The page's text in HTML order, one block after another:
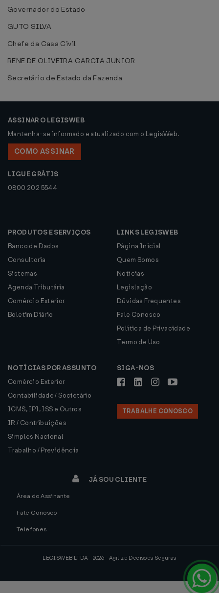
Governador do Estado
GUTO SILVA
Chefe da Casa Civil
RENE DE OLIVEIRA GARCIA JUNIOR
Secretário de Estado da Fazenda
ASSINAR O LEGISWEB
Mantenha-se informado e atualizado com o LegisWeb.
COMO ASSINAR
LIGUE GRÁTIS
0800 202 5544
PRODUTOS E SERVIÇOS
Banco de Dados
Consultoria
Sistemas
Agenda Tributária
Comércio Exterior
Boletim Diário
LINKS LEGISWEB
Página Inicial
Quem Somos
Notícias
Legislação
Dúvidas Frequentes
Fale Conosco
Política de Privacidade
Termo de Uso
NOTÍCIAS POR ASSUNTO
Comércio Exterior
Contabilidade / Societário
ICMS, IPI, ISS e Outros
IR / Contribuições
Simples Nacional
Trabalho / Previdência
SIGA-NOS
TRABALHE CONOSCO
JÁ SOU CLIENTE
Área do Assinante
Fale Conosco
Telefones
LEGISWEB LTDA - 2026 - Agilize Decisões Seguras